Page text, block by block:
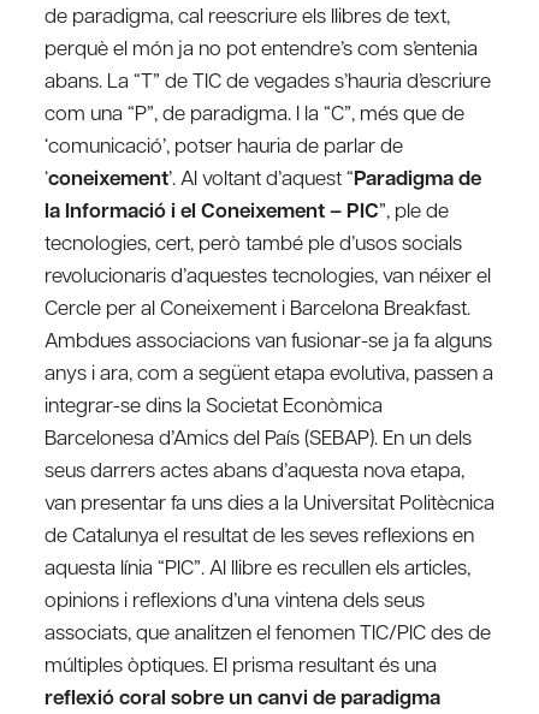
de paradigma, cal reescriure els llibres de text,
perquè el món ja no pot entendre’s com s’entenia
abans. La “T” de TIC de vegades s’hauria d’escriure
com una “P”, de paradigma. I la “C”, més que de
‘comunicació’, potser hauria de parlar de
‘coneixement’. Al voltant d’aquest “Paradigma de
la Informació i el Coneixement – PIC”, ple de
tecnologies, cert, però també ple d’usos socials
revolucionaris d’aquestes tecnologies, van néixer el
Cercle per al Coneixement i Barcelona Breakfast.
Ambdues associacions van fusionar-se ja fa alguns
anys i ara, com a següent etapa evolutiva, passen a
integrar-se dins la Societat Econòmica
Barcelonesa d’Amics del País (SEBAP). En un dels
seus darrers actes abans d’aquesta nova etapa,
van presentar fa uns dies a la Universitat Politècnica
de Catalunya el resultat de les seves reflexions en
aquesta línia “PIC”. Al llibre es recullen els articles,
opinions i reflexions d’una vintena dels seus
associats, que analitzen el fenomen TIC/PIC des de
múltiples òptiques. El prisma resultant és una
reflexió coral sobre un canvi de paradigma